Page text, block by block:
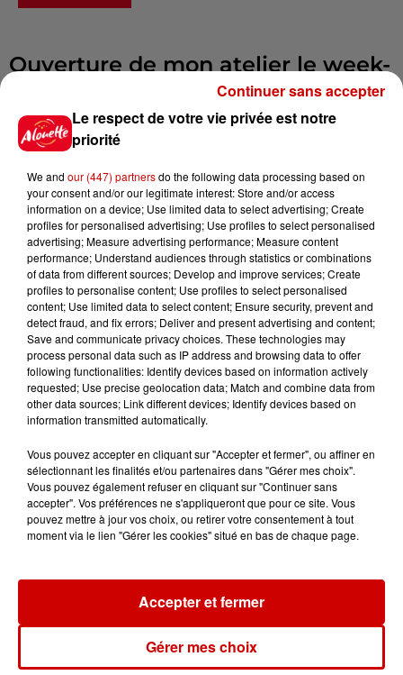
Ouverture de mon atelier le week-
end des 10 et 11 septembre 2022 à
de 10h à 19h
Infos
15h30
Un homme décède après une
noyade dans le Finistère
14h48
Vendre un chiot en animalerie
peut coûter très cher
14h03
plages du Sud-Ouest
11h51
Relandeau, musée cambriolé et
Amel Bent en...
Le respect de votre vie privée est notre
priorité
We and our (447) partnersdo the following data processing based on
your consent and/or our legitimate interest: Store and/or access
information on a device; Use limited data to select advertising; Create
profiles for personalised advertising; Use profiles to select personalised
advertising; Measure advertising performance; Measure content
performance; Understand audiences through statistics or combinations
of data from different sources; Develop and improve services; Create
profiles to personalise content; Use profiles to select personalised
content; Use limited data to select content; Ensure security, prevent and
detect fraud, and fix errors; Deliver and present advertising and content;
Save and communicate privacy choices. These technologies may
process personal data such as IP address and browsing data to offer
following functionalities: Identify devices based on information actively
requested; Use precise geolocation data; Match and combine data from
other data sources; Link different devices; Identify devices based on
information transmitted automatically.
Vous pouvez accepter en cliquant sur "Accepter et fermer", ou affiner en
sélectionnant les finalités et/ou partenaires dans "Gérer mes choix".
Vous pouvez également refuser en cliquant sur "Continuer sans
accepter". Vos préférences ne s'appliqueront que pour ce site. Vous
pouvez mettre à jour vos choix, ou retirer votre consentement à tout
moment via le lien "Gérer les cookies" situé en bas de chaque page.
Gérer mes choix
Accepter et fermer
Continuer sans accepter